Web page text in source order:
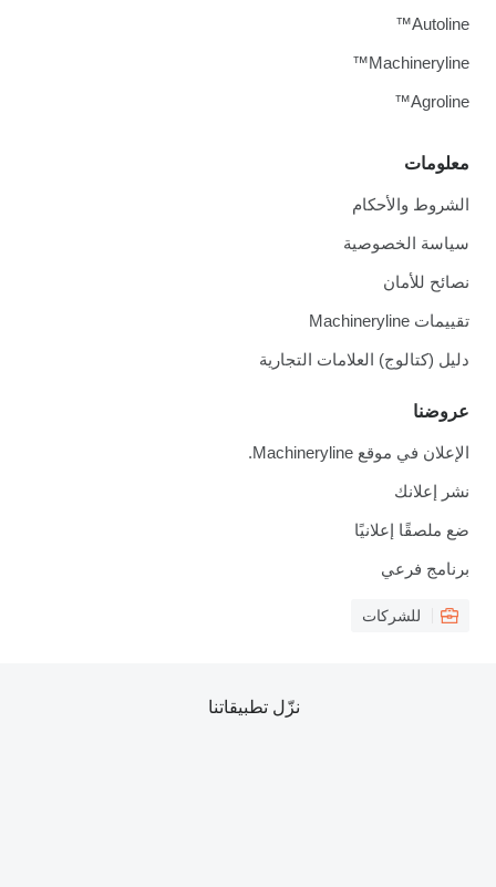
معلومات
الشروط والأحكام
سياسة الخصوصية
نصائح للأمان
تقييمات Machineryline
دليل (كتالوج) العلامات التجارية
عروضنا
الإعلان في موقع Machineryline.
نشر إعلانك
ضع ملصقًا إعلانيًا
برنامج فرعي
للشركات
Autoline™
Machineryline™
Agroline™
نزّل تطبيقاتنا